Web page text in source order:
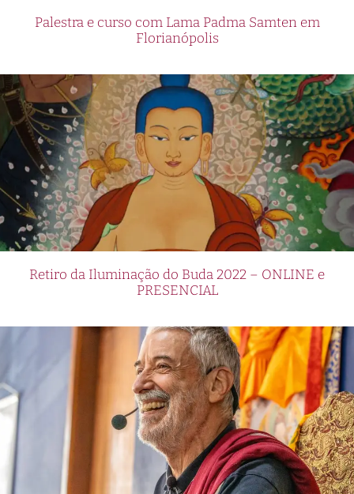
Palestra e curso com Lama Padma Samten em
Florianópolis
Retiro da Iluminação do Buda 2022 – ONLINE e
PRESENCIAL